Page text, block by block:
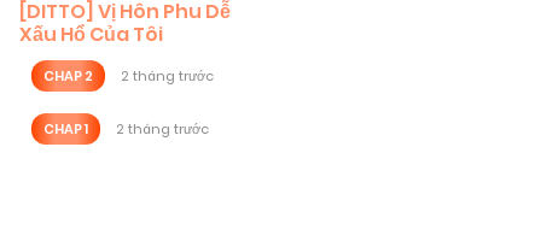
[DITTO] Vị Hôn Phu Dễ
Xấu Hổ Của Tôi
CHAP 2 2 tháng trước
CHAP 1 2 tháng trước